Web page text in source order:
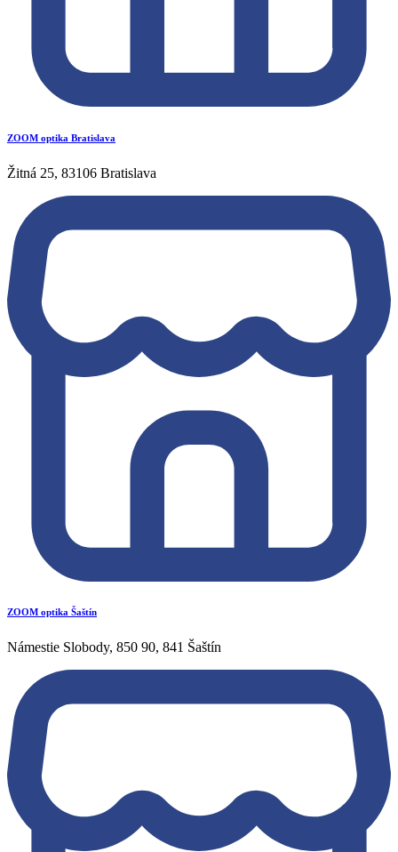
ZOOM optika Bratislava
Žitná 25, 83106 Bratislava
ZOOM optika Šaštín
Námestie Slobody, 850 90, 841 Šaštín